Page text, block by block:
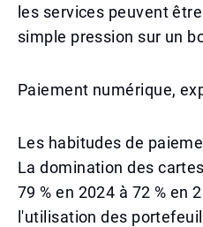
les services peuvent
simple pression sur un
Paiement numérique,
Les habitudes de
La domination des
79 % en 2024 à 72 % en
l'utilisation des